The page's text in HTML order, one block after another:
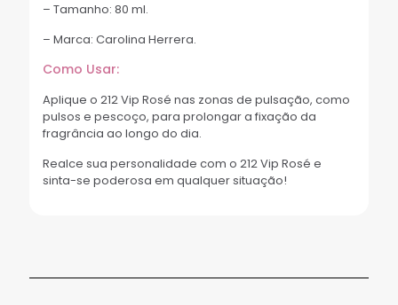
– Tamanho: 80 ml.
– Marca: Carolina Herrera.
Como Usar:
Aplique o 212 Vip Rosé nas zonas de pulsação, como
pulsos e pescoço, para prolongar a fixação da
fragrância ao longo do dia.
Realce sua personalidade com o 212 Vip Rosé e
sinta-se poderosa em qualquer situação!